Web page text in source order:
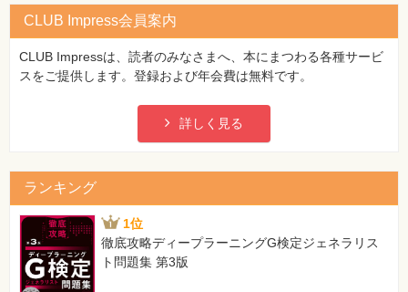
CLUB Impress会員案内
CLUB Impressは、読者のみなさまへ、本にまつわる各種サービ
スをご提供します。登録および年会費は無料です。
詳しく見る
ランキング
1位
徹底攻略ディープラーニングG検定ジェネラリス
ト問題集 第3版